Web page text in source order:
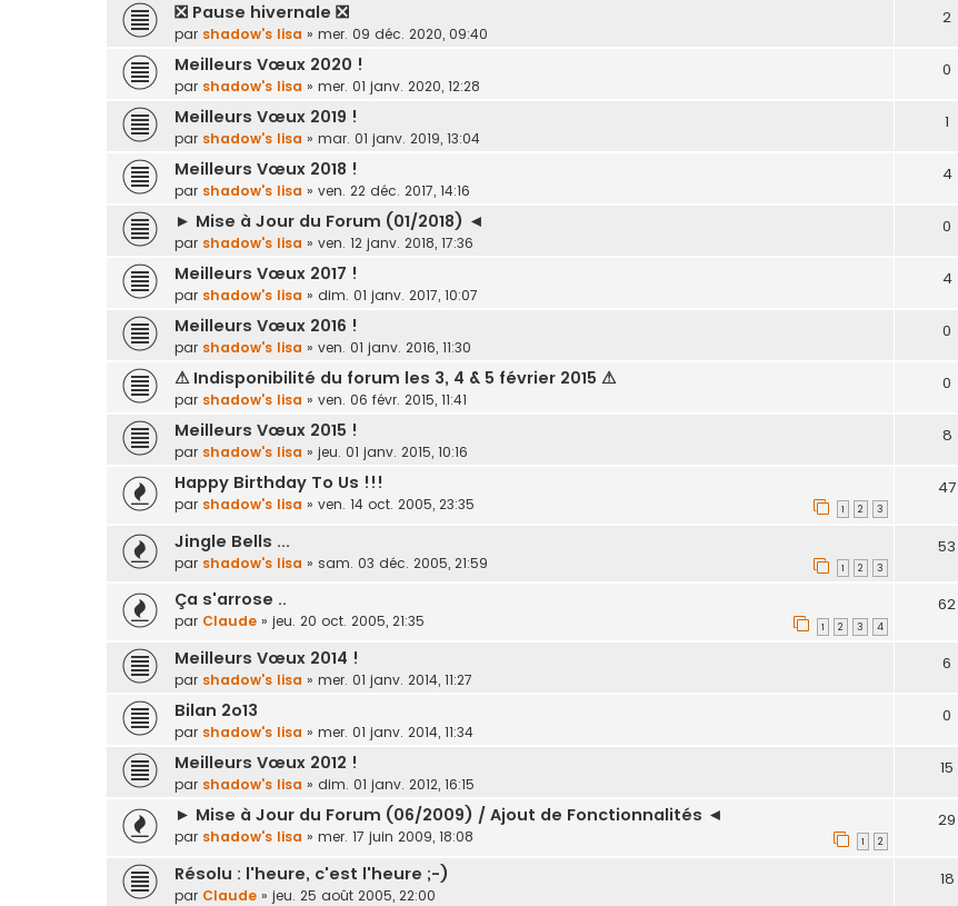
❎ Pause hivernale ❎
par shadow's lisa » mer. 09 déc. 2020, 09:40
2
Meilleurs Vœux 2020 !
par shadow's lisa » mer. 01 janv. 2020, 12:28
0
Meilleurs Vœux 2019 !
par shadow's lisa » mar. 01 janv. 2019, 13:04
1
Meilleurs Vœux 2018 !
par shadow's lisa » ven. 22 déc. 2017, 14:16
4
► Mise à Jour du Forum (01/2018) ◄
par shadow's lisa » ven. 12 janv. 2018, 17:36
0
Meilleurs Vœux 2017 !
par shadow's lisa » dim. 01 janv. 2017, 10:07
4
Meilleurs Vœux 2016 !
par shadow's lisa » ven. 01 janv. 2016, 11:30
0
⚠ Indisponibilité du forum les 3, 4 & 5 février 2015 ⚠
par shadow's lisa » ven. 06 févr. 2015, 11:41
0
Meilleurs Vœux 2015 !
par shadow's lisa » jeu. 01 janv. 2015, 10:16
8
Happy Birthday To Us !!!
par shadow's lisa » ven. 14 oct. 2005, 23:35 1 2 3
47
Jingle Bells ...
par shadow's lisa » sam. 03 déc. 2005, 21:59 1 2 3
53
Ça s'arrose ..
par Claude » jeu. 20 oct. 2005, 21:35 1 2 3 4
62
Meilleurs Vœux 2014 !
par shadow's lisa » mer. 01 janv. 2014, 11:27
6
Bilan 2o13
par shadow's lisa » mer. 01 janv. 2014, 11:34
0
Meilleurs Vœux 2012 !
par shadow's lisa » dim. 01 janv. 2012, 16:15
15
► Mise à Jour du Forum (06/2009) / Ajout de Fonctionnalités ◄
par shadow's lisa » mer. 17 juin 2009, 18:08 1 2
29
Résolu : l'heure, c'est l'heure ;-)
par Claude » jeu. 25 août 2005, 22:00
18